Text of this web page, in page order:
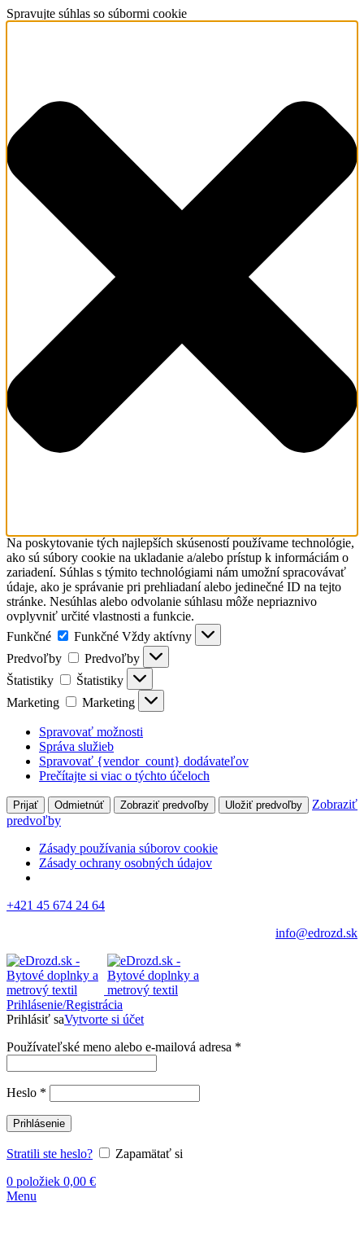
Spravujte súhlas so súbormi cookie
Na poskytovanie tých najlepších skúseností používame technológie,
ako sú súbory cookie na ukladanie a/alebo prístup k informáciám o
zariadení. Súhlas s týmito technológiami nám umožní spracovávať
údaje, ako je správanie pri prehliadaní alebo jedinečné ID na tejto
stránke. Nesúhlas alebo odvolanie súhlasu môže nepriaznivo
ovplyvniť určité vlastnosti a funkcie.
Funkčné
Funkčné Vždy aktívny
Predvoľby
Predvoľby
Štatistiky
Štatistiky
Marketing
Marketing
Spravovať možnosti
Správa služieb
Spravovať {vendor_count} dodávateľov
Prečítajte si viac o týchto účeloch
Prijať Odmietnúť Zobraziť predvoľby Uložiť predvoľby
Zobraziť
predvoľby
Zásady používania súborov cookie
Zásady ochrany osobných údajov
+421 45 674 24 64
info@edrozd.sk
Prihlásenie/Registrácia
Prihlásiť saVytvorte si účet
Používateľské meno alebo e-mailová adresa *
Heslo *
Prihlásenie
Stratili ste heslo?
Zapamätať si
0 položiek 0,00 €
Menu